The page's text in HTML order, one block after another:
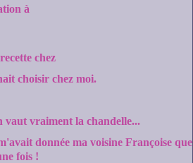
à
chez
choisir chez moi.
vaut vraiment la chandelle...
donnée ma voisine Françoise que
fois !